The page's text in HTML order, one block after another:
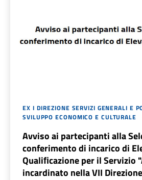
EX I DIREZIONE SERVIZI GENERALI E
SVILUPPO ECONOMICO E CULTURALE
Avviso ai partecipanti alla
conferimento di incarico di
Qualiﬁcazione per il Servizio
incardinato nella VII Direzione